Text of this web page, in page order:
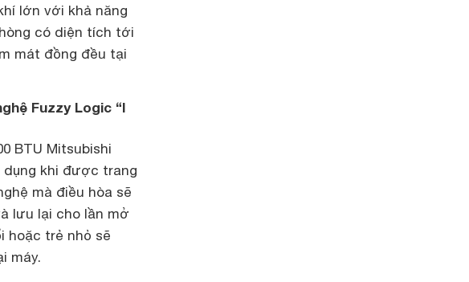
lớn với khả năng
có diện tích tới
mát đồng đều tại
Fuzzy Logic “I
BTU Mitsubishi
dụng khi được trang
mà điều hòa sẽ
lưu lại cho lần mở
hoặc trẻ nhỏ sẽ
máy.